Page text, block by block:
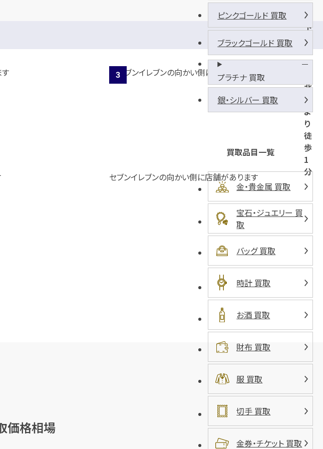
下
総
山
北
口
よ
り
徒
歩
1
分
セブンイレブンの向かい側に店舗があります
価格相場
ピンクゴールド 買取
ブラックゴールド 買取
プラチナ 買取
銀・シルバー 買取
買取品目一覧
金・貴金属 買取
宝石・ジュエリー 買
取
バッグ 買取
時計 買取
お酒 買取
財布 買取
服 買取
切手 買取
金券・チケット 買取